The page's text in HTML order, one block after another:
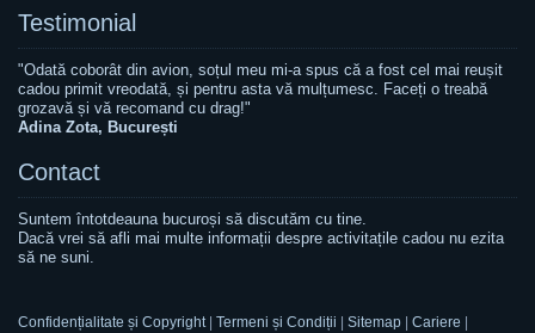
Testimonial
"Odată coborât din avion, soțul meu mi-a spus că a fost cel mai reușit
cadou primit vreodată, și pentru asta vă mulțumesc. Faceți o treabă
grozavă și vă recomand cu drag!"
Adina Zota, București
Contact
Suntem întotdeauna bucuroși să discutăm cu tine.
Dacă vrei să afli mai multe informații despre activitațile cadou nu ezita
să ne suni.
Confidențialitate și Copyright| Termeni și Condiții Sitemap Cariere